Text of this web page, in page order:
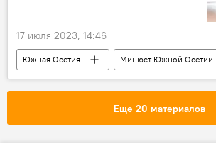
17 июля 2023, 14:46
Южная Осетия
Минюст Южной Осетии
Новости
Цхинвал
Кавказ
Политика
Еще 20 материалов